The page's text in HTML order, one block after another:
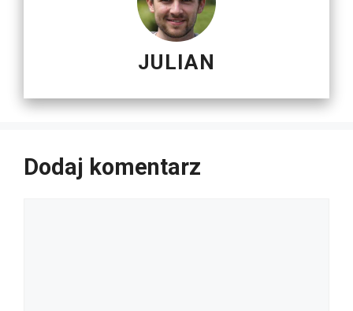
JULIAN
Dodaj komentarz